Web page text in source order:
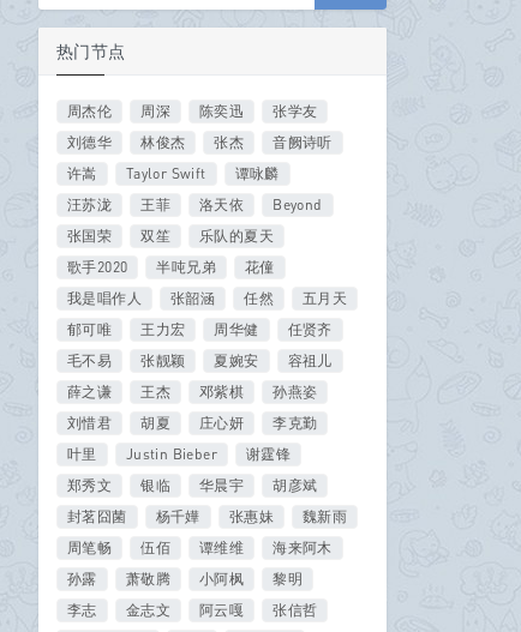
热门节点
周杰伦 周深 陈奕迅
张学友
刘德华
林俊杰 张杰
音阙诗听
许嵩
Taylor Swift
谭咏麟
汪苏泷
王菲 洛天依
Beyond
张国荣
双笙
乐队的夏天
歌手2020
半吨兄弟
花僮
我是唱作人
张韶涵 任然
五月天
郁可唯
王力宏 周华健
任贤齐
毛不易
张靓颖 夏婉安
容祖儿
薛之谦
王杰 邓紫棋
孙燕姿
刘惜君
胡夏 庄心妍
李克勤
叶里
Justin Bieber
谢霆锋
郑秀文
银临 华晨宇
胡彦斌
封茗囧菌
杨千嬅 张惠妹
魏新雨
周笔畅
伍佰 谭维维
海来阿木
孙露
萧敬腾 小阿枫
黎明
李志
金志文 阿云嘎 张信哲